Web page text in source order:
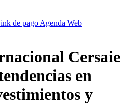
de pago Agenda Web
Cersaie
en
y